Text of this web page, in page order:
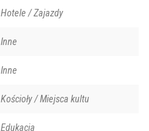
Hotele / Zajazdy
Inne
Inne
Kościoły / Miejsca kultu
Edukacja